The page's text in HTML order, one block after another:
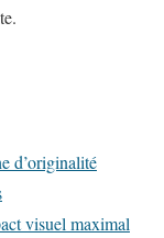
d’originalité
visuel maximal